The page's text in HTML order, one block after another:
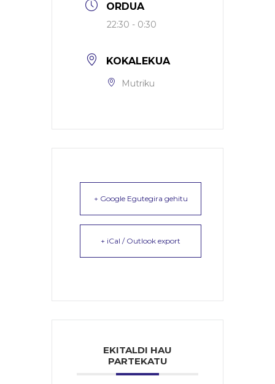
ORDUA
22:30 - 0:30
KOKALEKUA
Mutriku
+ Google Egutegira gehitu
+ iCal / Outlook export
EKITALDI HAU
PARTEKATU